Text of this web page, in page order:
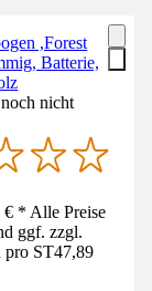
,Forest
Batterie,
nicht
* Alle Preise
ggf. zzgl.
pro ST47,89